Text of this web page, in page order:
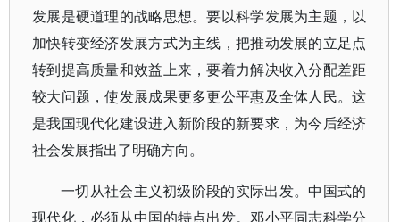
发展是硬道理的战略思想。要以科学发展为主题，以
加快转变经济发展方式为主线，把推动发展的立足点
转到提高质量和效益上来，要着力解决收入分配差距
较大问题，使发展成果更多更公平惠及全体人民。这
是我国现代化建设进入新阶段的新要求，为今后经济
社会发展指出了明确方向。
一切从社会主义初级阶段的实际出发。中国式的
现代化，必须从中国的特点出发。邓小平同志科学分